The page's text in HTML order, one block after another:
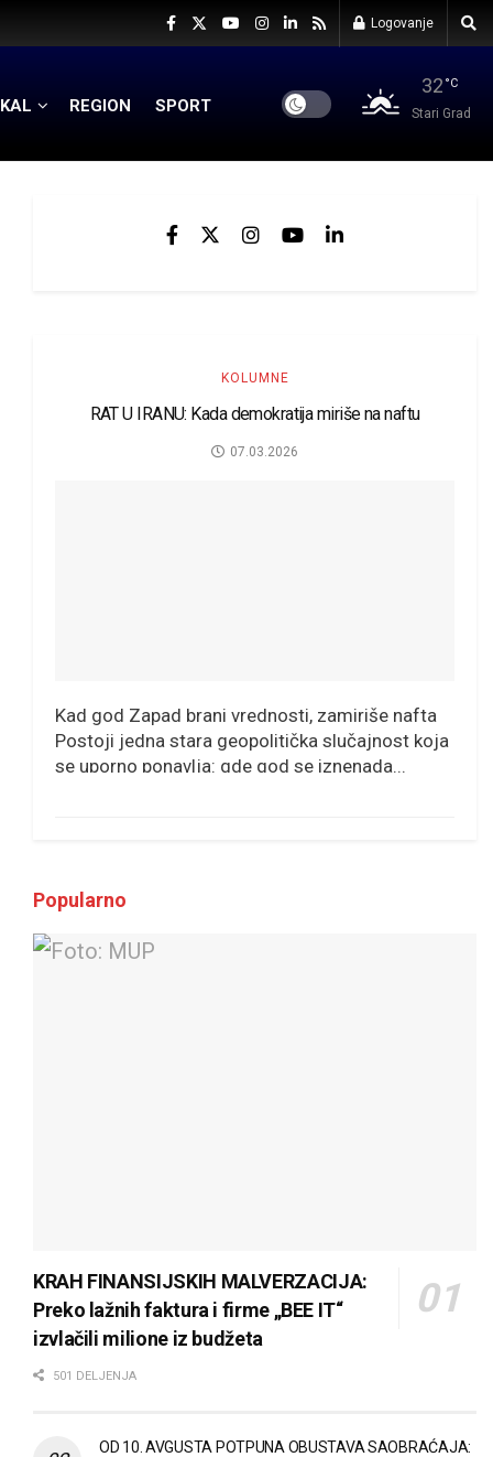
Logovanje
REGION SPORT
32 °C
Stari Grad
KOLUMNE
RAT U IRANU: Kada demokratija miriše na naftu
07.03.2026
Kad god Zapad brani vrednosti, zamiriše nafta
Postoji jedna stara geopolitička slučajnost koja
se uporno ponavlja: gde god se iznenada...
Popularno
KRAH FINANSIJSKIH MALVERZACIJA:
Preko lažnih faktura i firme „BEE IT“
izvlačili milione iz budžeta
501 DELJENJA
OD 10. AVGUSTA POTPUNA OBUSTAVA SAOBRAĆAJA: